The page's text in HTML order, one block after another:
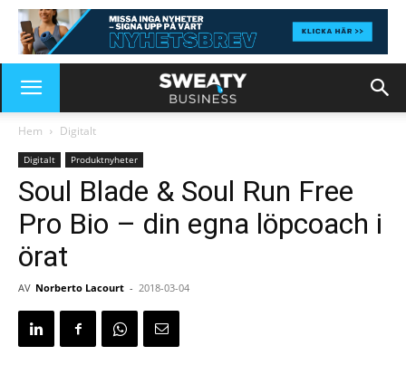
Hem Digitalt
Digitalt Produktnyheter
Soul Blade & Soul Run Free
Pro Bio – din egna löpcoach i
örat
AV Norberto Lacourt - 2018-03-04